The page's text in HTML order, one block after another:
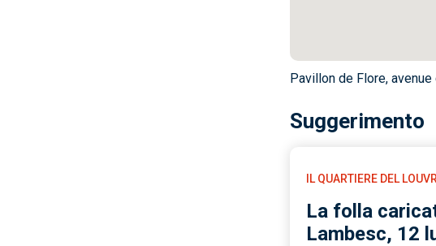
Pavillon de Flore,
Suggerimento
IL QUARTIERE DEL
La folla
Lambesc, 12